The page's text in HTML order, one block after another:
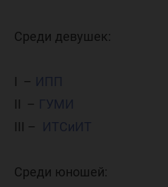
Среди девушек:
I – ИПП
II – ГУМИ
III –
ИТСиИТ
Среди юношей: